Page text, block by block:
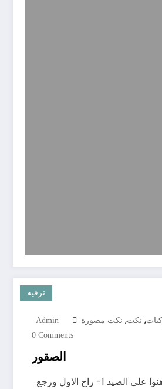
ترفيه
Admin , نكت, نكت مصورة
0 Comments
الصقور